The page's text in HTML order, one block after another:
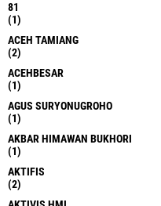
81
(1)
ACEH TAMIANG
(2)
ACEHBESAR
(1)
AGUS SURYONUGROHO
(1)
AKBAR HIMAWAN BUKHORI
(1)
AKTIFIS
(2)